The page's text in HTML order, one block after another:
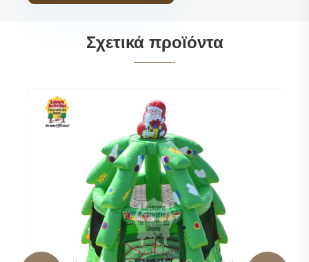
Σχετικά προϊόντα
Μίνι φουσκωτό Bouncy Castle Ένα πλαίσιο
κόκκινο μπλε με οροφή
Δείτε περισσότερα >>